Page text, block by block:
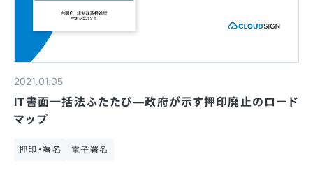
2021.01.05
IT書面一括法ふたたび—政府が示す押印廃止のロード
マップ
押印・署名 電子署名